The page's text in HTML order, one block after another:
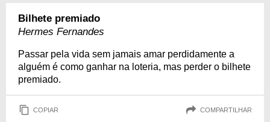
Bilhete premiado
Hermes Fernandes
Passar pela vida sem jamais amar perdidamente a
alguém é como ganhar na loteria, mas perder o bilhete
premiado.
COPIAR COMPARTILHAR